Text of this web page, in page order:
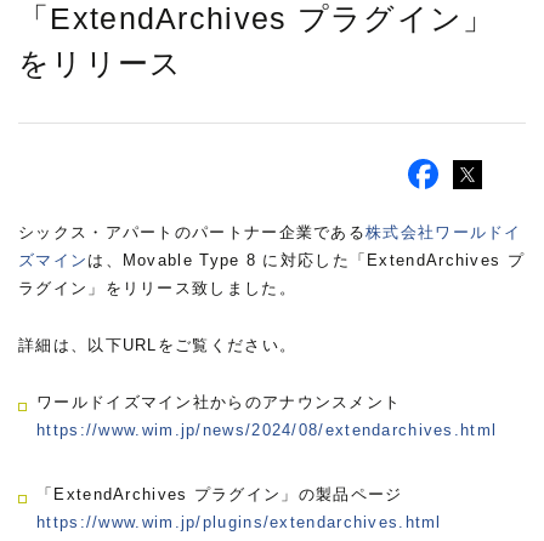
「ExtendArchives プラグイン」
をリリース
シックス・アパートのパートナー企業である株式会社ワールドイ
ズマイン は、Movable Type 8 に対応した「ExtendArchives プ
ラグイン」をリリース致しました。
詳細は、以下URLをご覧ください。
ワールドイズマイン社からのアナウンスメント
https://www.wim.jp/news/2024/08/extendarchives.html
「ExtendArchives プラグイン」の製品ページ
https://www.wim.jp/plugins/extendarchives.html